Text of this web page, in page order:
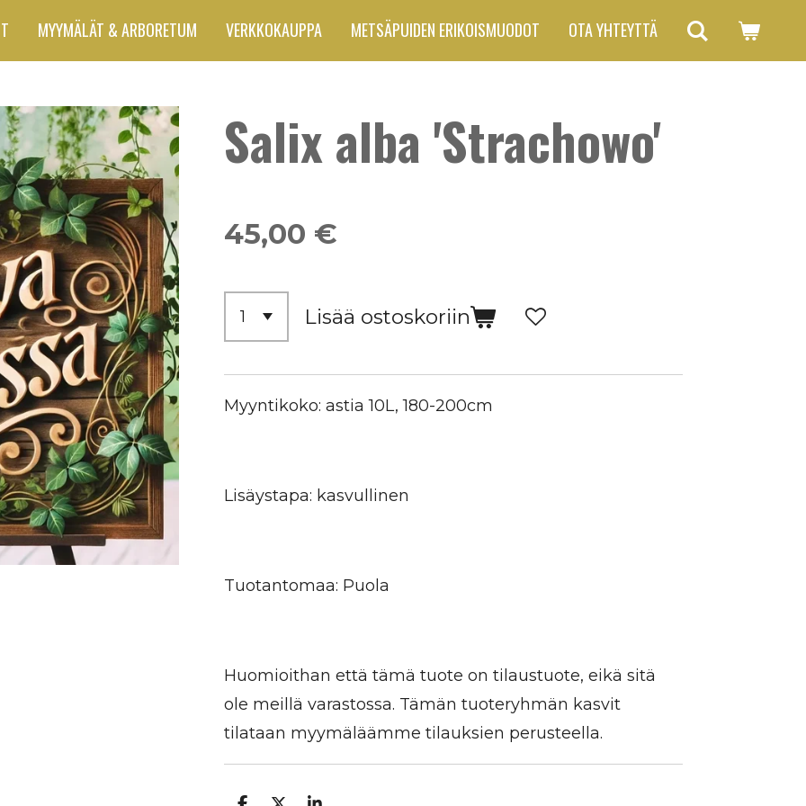
MYYMÄLÄT & ARBORETUM VERKKOKAUPPA METSÄPUIDEN ERIKOISMUODOT OTA YHTEYTTÄ
Salix alba 'Strachowo'
45,00 €
Lisää ostoskoriin
Myyntikoko: astia 10L, 180-200cm
Lisäystapa: kasvullinen
Tuotantomaa: Puola
Huomioithan että tämä tuote on tilaustuote, eikä sitä
ole meillä varastossa. Tämän tuoteryhmän kasvit
tilataan myymäläämme tilauksien perusteella.